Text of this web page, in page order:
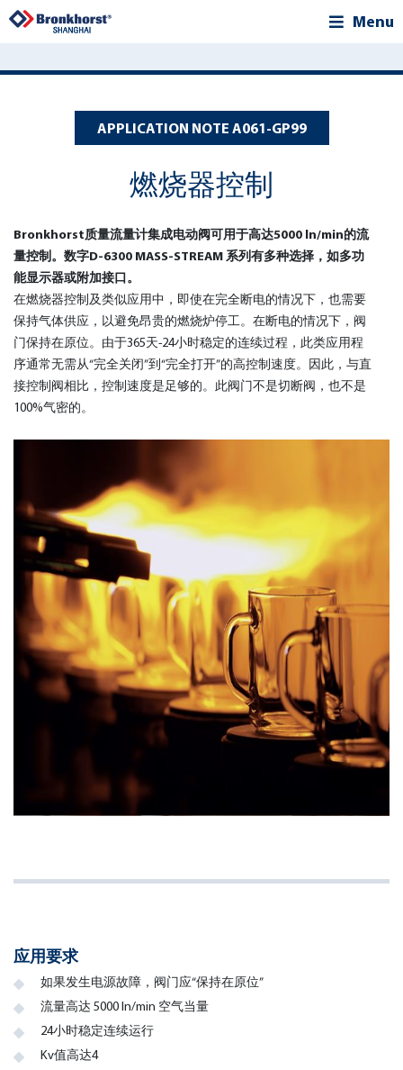
Menu
APPLICATION NOTE A061-GP99
燃烧器控制
Bronkhorst质量流量计集成电动阀可用于高达5000 ln/min的流
量控制。数字D-6300 MASS-STREAM系列有多种选择，如多功
能显示器或附加接口。
在燃烧器控制及类似应用中，即使在完全断电的情况下，也需要
保持气体供应，以避免昂贵的燃烧炉停工。在断电的情况下，阀
门保持在原位。由于365天-24小时稳定的连续过程，此类应用程
序通常无需从“完全关闭”到“完全打开”的高控制速度。因此，与直
接控制阀相比，控制速度是足够的。此阀门不是切断阀，也不是
100%气密的。
应用要求
如果发生电源故障，阀门应“保持在原位”
流量高达 5000 ln/min 空气当量
24小时稳定连续运行
Kv值高达4